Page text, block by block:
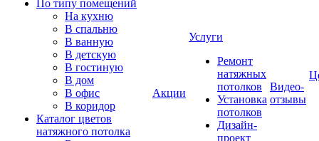
По типу помещений
На кухню
В спальню
В ванную
В детскую
В гостиную
В дом
В офис
В коридор
Каталог цветов
натяжного потолка
Акции
Услуги
Ремонт
натяжных
потолков
Установка
потолков
Дизайн-
проект
Видео-
отзывы